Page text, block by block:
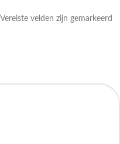
Vereiste velden zijn gemarkeerd